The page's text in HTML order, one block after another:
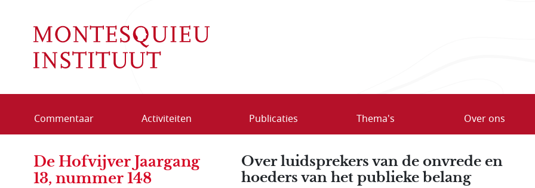
Commentaar Activiteiten Publicaties Thema's Over ons
Over luidsprekers van de onvrede en
hoeders van het publieke belang
De Hofvijver Jaargang
13, nummer 148